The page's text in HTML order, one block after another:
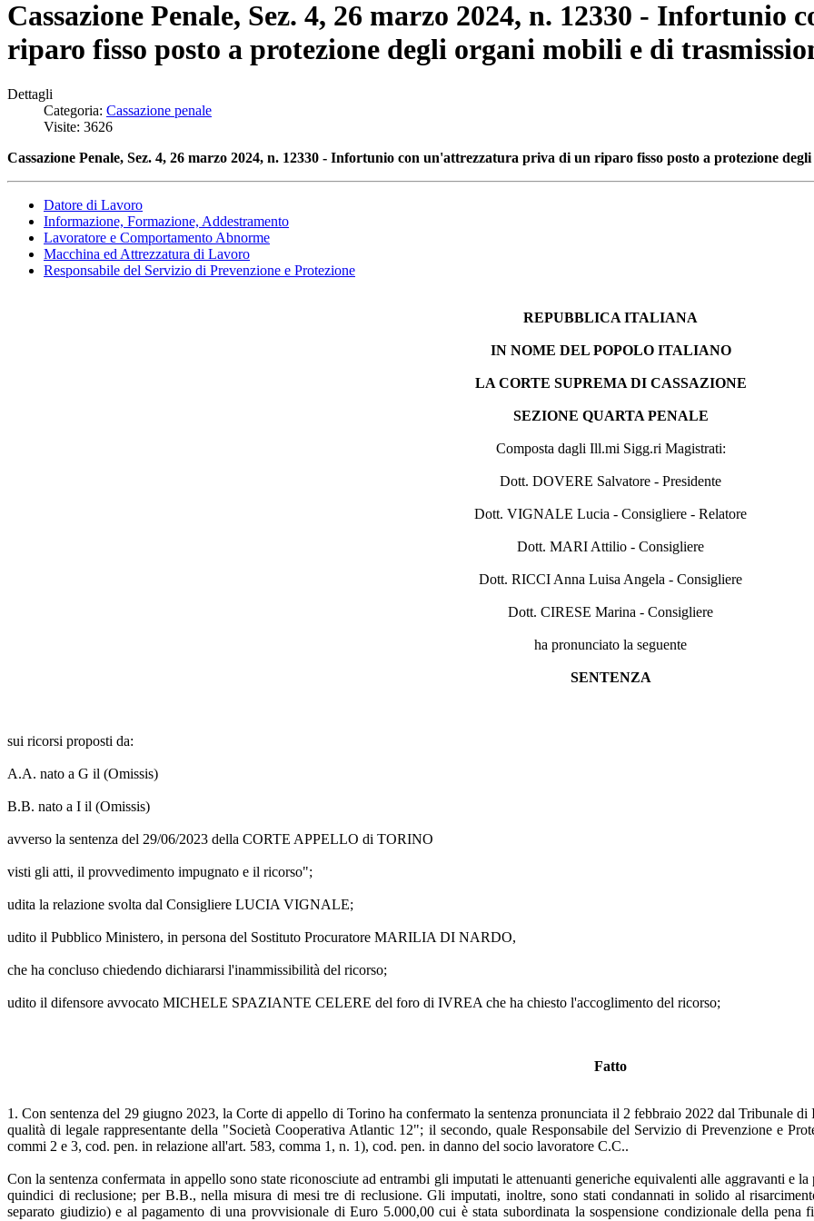
Cassazione Penale, Sez. 4, 26 marzo 2024, n. 12330 -
riparo fisso posto a protezione degli organi mobili e di
Dettagli
Categoria: Cassazione penale
Visite: 3626
Cassazione Penale, Sez. 4, 26 marzo 2024, n. 12330 - Infortunio con un'attrezzatura priva di un riparo fisso posto a protezione
Datore di Lavoro
Informazione, Formazione, Addestramento
Lavoratore e Comportamento Abnorme
Macchina ed Attrezzatura di Lavoro
Responsabile del Servizio di Prevenzione e Protezione
REPUBBLICA ITALIANA
IN NOME DEL POPOLO ITALIANO
LA CORTE SUPREMA DI CASSAZIONE
SEZIONE QUARTA PENALE
Composta dagli Ill.mi Sigg.ri Magistrati:
Dott. DOVERE Salvatore - Presidente
Dott. VIGNALE Lucia - Consigliere - Relatore
Dott. MARI Attilio - Consigliere
Dott. RICCI Anna Luisa Angela - Consigliere
Dott. CIRESE Marina - Consigliere
ha pronunciato la seguente
SENTENZA
sui ricorsi proposti da:
A.A. nato a G il (Omissis)
B.B. nato a I il (Omissis)
avverso la sentenza del 29/06/2023 della CORTE APPELLO di TORINO
visti gli atti, il provvedimento impugnato e il ricorso";
udita la relazione svolta dal Consigliere LUCIA VIGNALE;
udito il Pubblico Ministero, in persona del Sostituto Procuratore MARILIA DI NARDO,
che ha concluso chiedendo dichiararsi l'inammissibilità del ricorso;
udito il difensore avvocato MICHELE SPAZIANTE CELERE del foro di IVREA che ha chiesto l'accoglimento del ricorso;
Fatto
1. Con sentenza del 29 giugno 2023, la Corte di appello di Torino ha confermato la sentenza pronunciata il 2 febbraio 2022 dal Tribunale
qualità di legale rappresentante della "Società Cooperativa Atlantic 12"; il secondo, quale Responsabile del Servizio di Prevenzione e
commi 2 e 3, cod. pen. in relazione all'art. 583, comma 1, n. 1), cod. pen. in danno del socio lavoratore C.C..
Con la sentenza confermata in appello sono state riconosciute ad entrambi gli imputati le attenuanti generiche equivalenti alle aggravanti e
quindici di reclusione; per B.B., nella misura di mesi tre di reclusione. Gli imputati, inoltre, sono stati condannati in solido al
separato giudizio) e al pagamento di una provvisionale di Euro 5.000,00 cui è stata subordinata la sospensione condizionale della